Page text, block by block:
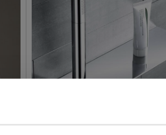
Duschausstattung